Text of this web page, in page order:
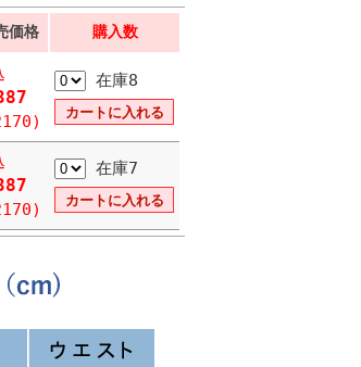
価格 購入数
在庫8
在庫7